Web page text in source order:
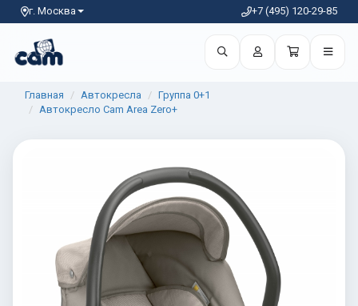
г. Москва +7 (495) 120-29-85
Главная Автокресла
Группа 0+1
Автокресло Cam Area Zero+